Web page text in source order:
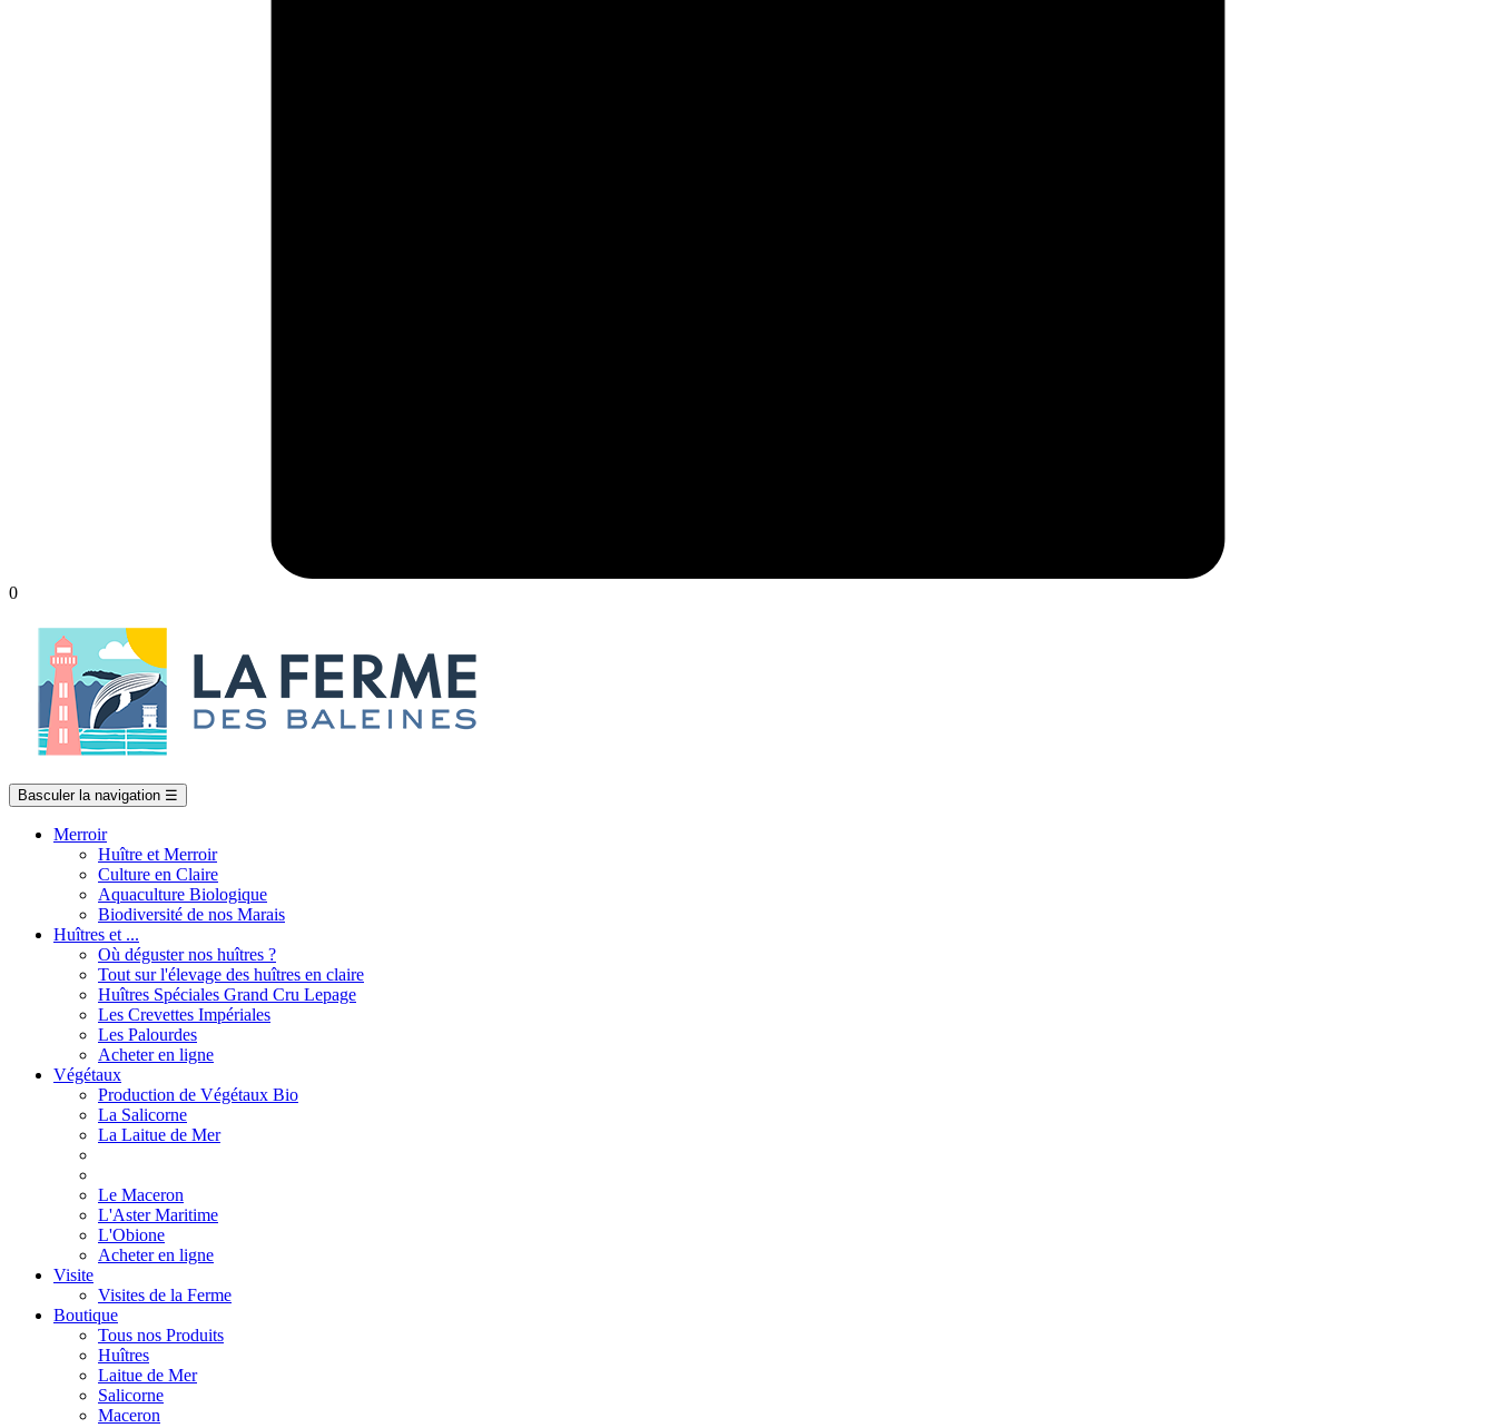
0
Basculer la navigation ☰
Merroir
Huître et Merroir
Culture en Claire
Aquaculture Biologique
Biodiversité de nos Marais
Huîtres et ...
Où déguster nos huîtres ?
Tout sur l'élevage des huîtres en claire
Huîtres Spéciales Grand Cru Lepage
Les Crevettes Impériales
Les Palourdes
Acheter en ligne
Végétaux
Production de Végétaux Bio
La Salicorne
La Laitue de Mer
Le Maceron
L'Aster Maritime
L'Obione
Acheter en ligne
Visite
Visites de la Ferme
Boutique
Tous nos Produits
Huîtres
Laitue de Mer
Salicorne
Maceron